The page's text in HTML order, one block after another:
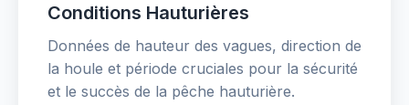
Conditions Hauturières
Données de hauteur des vagues, direction de
la houle et période cruciales pour la sécurité
et le succès de la pêche hauturière.